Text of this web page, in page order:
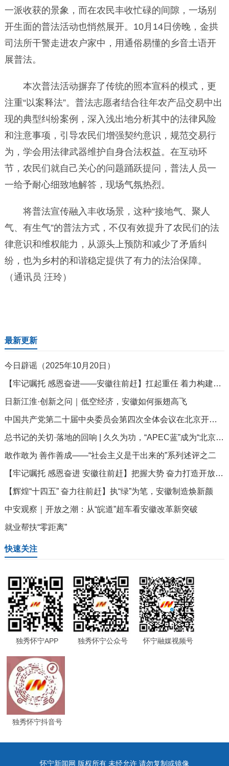
一派收获的景象，而在农民丰收忙碌的间隙，一场别
开生面的普法活动也悄然展开。10月14日傍晚，金拱
司法所干警走进农户家中，用通俗易懂的乡音土语开
展普法。
本次普法活动摒弃了传统的照本宣科的模式，更
注重“以案释法”。普法志愿者结合往年农产品交易中出
现的典型纠纷案例，深入浅出地分析其中的法律风险
和注意事项，引导农民们增强契约意识，规范交易行
为，学会用法律武器维护自身合法权益。在互动环
节，农民们就自己关心的问题踊跃提问，普法人员一
一给予耐心细致地解答，现场气氛热烈。
将普法宣传融入丰收场景，这种“接地气、聚人
气、有生气”的普法方式，不仅有效提升了农民们的法
律意识和维权能力，从源头上预防和减少了矛盾纠
纷，也为乡村的和谐稳定提供了有力的法治保障。
（通讯员 汪玲）
最新更新
今日辟谣（2025年10月20日）
【牢记嘱托 感恩奋进——安徽往前赶】扛起重任 着力构建城乡融合发展新格局
日新江淮·创新之问｜低空经济，安徽如何振翅高飞
中国共产党第二十届中央委员会第四次全体会议在北京开始举行
总书记的关切·落地的回响 | 久久为功，“APEC蓝”成为“北京蓝”
敢作敢为 善作善成——“社会主义是干出来的”系列述评之二
【牢记嘱托 感恩奋进 安徽往前赶】把握大势 奋力打造开放新高地
【辉煌“十四五” 奋力往前赶】执“绿”为笔，安徽制造焕新颜
中安观察｜开放之潮：从“皖道”超车看安徽改革新突破
就业帮扶“零距离”
快速关注
独秀怀宁APP 独秀怀宁公众号 怀宁融媒视频号
独秀怀宁抖音号
怀宁新闻网 版权所有 未经允许 请勿复制或镜像